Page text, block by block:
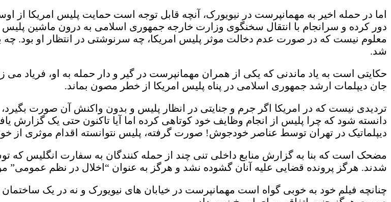
اما در حمله اخیر به مهمانپرست در نیویورک، آنچه قابل توجه است حمایت پلیس امریکا از
دور کرده و سرانجام با انتقال سخنگوی وزارت خارجه جمهوری اسلامی به درون ماشین پلیس
معلوم نیست که در صورت عدم دخالت موثر پلیس امریکا، چه سرنوشتی در انتظار او بود.
شد.
حکایتی است به یاد ماندنی که یکی از همران مهمانپرست در گیر و دار حمله به او، فریاد
جان دیپلمات ارشد جمهوری اسلامی در پناه پلیس امریکا از خطر مصون بماند.
تردیدی نیست که در امریکا اگر جرم و جنایتی در انظار پلیس و بدون واکنش آن صورت
دانسته شود که چرا پلیس از انجام وظایف خود کوتاهی کرده اما آیا تاکنون حتی یک گزارش
دیپلماتیک در تهران توسط عناصر خودجوش! صورت گرفته، پلیس نتوانسته اقدام موثری از
مضحک است که بنا به گزارش منابع داخلی تنی چند از حمله کنندگان به سفارت انگلیس که
شدند. هرگز پرونده قضایی علیه آنان گشوده نشد و هرگز به عنوان “اخلال در نظم عمومی”
چنانچه فیلم خود به خوبی گواه است مهمانپرست در خیابان های نیویورک و نه در یک